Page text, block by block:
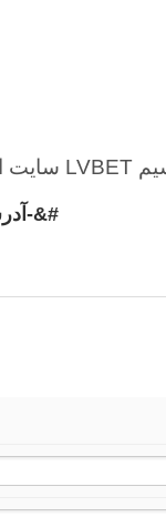
#1576;ت-lvbet-آدرس-جدید-&#